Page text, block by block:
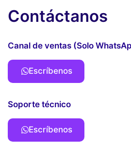
Contáctanos
Canal de ventas (Solo
Escríbenos
Soporte técnico
Escríbenos